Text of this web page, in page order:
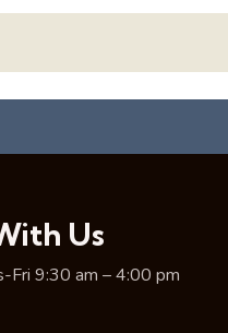
Us
Fri 9:30 am – 4:00 pm